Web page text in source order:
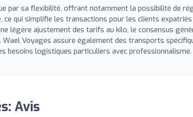
par sa flexibilité, offrant notamment la possibilité de
ce qui simplifie les transactions pour les clients
légère ajustement des tarifs au kilo, le consensus
Voyages assure également des transports
besoins logistiques particuliers avec professionnalisme.
Avis